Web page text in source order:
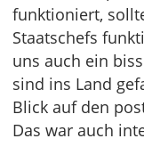
funktioniert,
Staatschefs
uns auch ein
sind ins Land
Blick auf den
Das war auch